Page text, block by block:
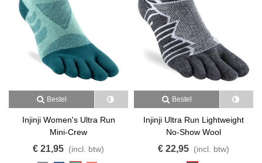
Bestel
Injinji Women's Ultra Run
Mini-Crew
€ 21,95 (incl. btw)
Bestel
Injinji Ultra Run Lightweight
No-Show Wool
€ 22,95 (incl. btw)